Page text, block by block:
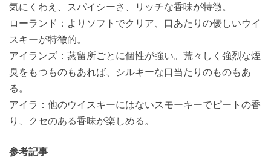
気にくわえ、スパイシーさ、リッチな香味が特徴。
ローランド：よりソフトでクリア、口あたりの優しいウイ
スキーが特徴的。
アイランズ：蒸留所ごとに個性が強い。荒々しく強烈な煙
臭をもつものもあれば、シルキーな口当たりのものもあ
る。
アイラ：他のウイスキーにはないスモーキーでピートの香
り、クセのある香味が楽しめる。
参考記事